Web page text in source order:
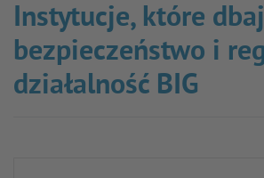
Instytucje, które
bezpieczeństwo i
działalność BIG